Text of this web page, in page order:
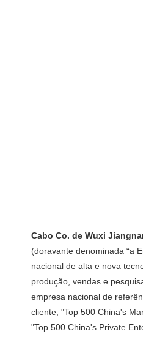
(doravante denominada “a
nacional de alta e nova
produção, vendas e
empresa nacional de
cliente, "Top 500 China's
"Top 500 China's Private